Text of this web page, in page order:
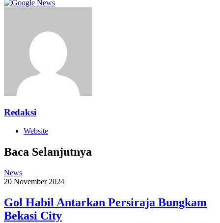
Redaksi
Website
Baca Selanjutnya
News
20 November 2024
Gol Habil Antarkan Persiraja Bungkam
Bekasi City